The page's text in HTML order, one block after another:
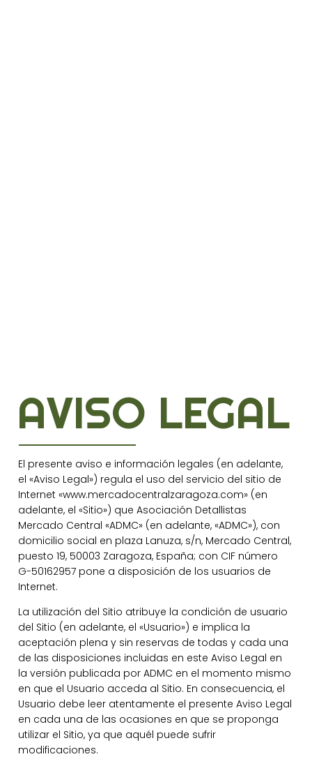
AVISO LEGAL
El presente aviso e información legales (en adelante,
el «Aviso Legal») regula el uso del servicio del sitio de
Internet «www.mercadocentralzaragoza.com» (en
adelante, el «Sitio») que Asociación Detallistas
Mercado Central «ADMC» (en adelante, «ADMC»), con
domicilio social en plaza Lanuza, s/n, Mercado Central,
puesto 19, 50003 Zaragoza, España; con CIF número
G-50162957 pone a disposición de los usuarios de
Internet.
La utilización del Sitio atribuye la condición de usuario
del Sitio (en adelante, el «Usuario») e implica la
aceptación plena y sin reservas de todas y cada una
de las disposiciones incluidas en este Aviso Legal en
la versión publicada por ADMC en el momento mismo
en que el Usuario acceda al Sitio. En consecuencia, el
Usuario debe leer atentamente el presente Aviso Legal
en cada una de las ocasiones en que se proponga
utilizar el Sitio, ya que aquél puede sufrir
modificaciones.